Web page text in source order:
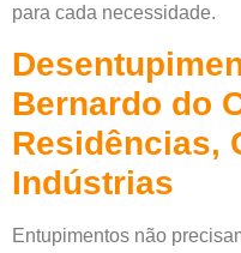
para cada necessidade.
Bernardo do
Residências,
Indústrias
Entupimentos não